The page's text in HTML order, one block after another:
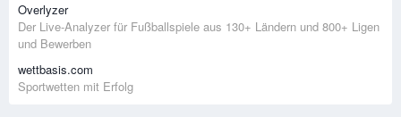
Overlyzer
Der Live-Analyzer für Fußballspiele aus 130+ Ländern und 800+ Ligen
und Bewerben
wettbasis.com
Sportwetten mit Erfolg